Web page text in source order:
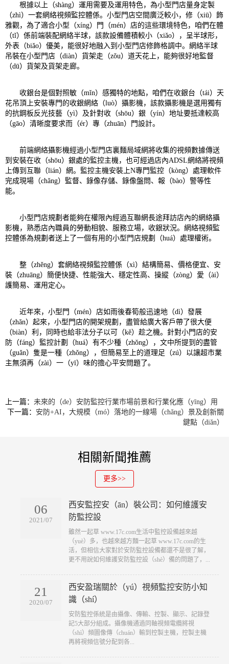
根據以上（shàng）運用需要及運用特色，為小型門店量身定製
（zhì）一套網絡視頻監控體係。小型門店空間廣泛較小，修（xiū）飾
雅觀，為了適合小型（xíng）門（mén）店的這些環境特色，咱們在體
（tǐ）係前端裝配網絡半球，該款設備體積較小（xiǎo），呈半球形，
外表（biǎo）優美，能很好地融入到小型門店修飾格調中。網絡半球
吊裝在小型門店（diàn）貨架走（zǒu）道天花上，能夠很好地監督
（dū）貨架及貨架走廊。
收銀台是個對照敏（mǐn）感獨特的地點，咱們在收銀台（tái）天
花吊頂上安裝專門的收銀網絡（luò）攝影機，該款攝影機是選用獨有
的抗鋼板反光技藝（yì）及針對收（shōu）銀（yín）地址要抵達較高
（gāo）清晰度要求而（ér）專（zhuān）門設計。
前端網絡攝影機經過小型門店裏麵局域網將收集的視頻數據傳送
到安裝在收（shōu）銀處的監控主機，也可經過店內ADSL網絡將視頻
上傳到互聯（lián）網。監控主機安裝上N專門監控（kòng）處理軟件
完成現場（chǎng）監督、錄像存儲、錄像盤問、報（bào）警等性
能。
小型門店規劃者能夠在權限內經過互聯網長途拜訪店內的網絡攝
影機，熟悉店內職員的勞動相貌、服務立場，收銀狀況。網絡視頻監
控體係為規劃者送上了一個有用的小型門店規劃（huá）處理權術。
整（zhěng）套網絡視頻監控體係（xì）結構簡易、價格便宜、安
裝（zhuāng）簡便快捷、性能強大、穩定性高、操縱（zòng）愛（ài）
護簡易、運用定心。
近年來，小型門（mén）店如雨後春筍般迅速地（dì）發展
（zhǎn）起來，小型門店的開架規劃，盡管給廣大客戶帶了很大便
（biàn）利，同時也給非法分子以可（kě）趁之機。針對小門店的安
防（fáng）監控計劃（huá）有不少種（zhǒng），文中所提到的盡管
（guǎn）隻是一種（zhǒng），但簡易至上的道理足（zú）以讓超市業
主無須再（zài）一（yī）味的擔心平安問題了。
上一篇： 未來的（de）安防監控行業市場前景和行業化應（yīng）用
下一篇： 安防+AI，大規模（mó）落地的一線場（chǎng）景及創新關
鍵點（diǎn）
相關新聞推薦
更多>>
06
2021/07
西安監控安（ān）裝公司：如何維護安
防監控設
​雖然一起草 www.17c.com生活中監控設備越來越
（yuè）多，也越來越方麵一起草 www.17c.com的生
活，但相信大家對於安防監控設備都還不是很了解，
更不用說如何維護安防監控設（shè）備的問題了，...
21
2020/07
西安盈瑞關於（yú）視頻監控安防小知
識（shí）
​安防監控係統是由攝像、傳輸、控製、顯示、記錄登
記5大部分組成。攝像機通過同軸視頻電纜將視
（shì）頻圖像傳（chuán）輸到控製主機，控製主機
再將視頻信號分配到各...